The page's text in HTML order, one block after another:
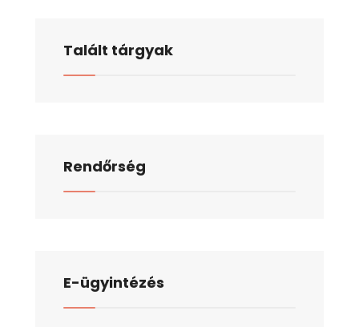
Talált tárgyak
Rendőrség
E-ügyintézés